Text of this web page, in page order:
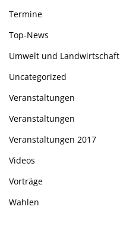
Termine
Top-News
Umwelt und Landwirtschaft
Uncategorized
Veranstaltungen
Veranstaltungen
Veranstaltungen 2017
Videos
Vorträge
Wahlen